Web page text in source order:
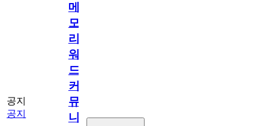
공지
공지
메
모
리
워
드
커
뮤
니